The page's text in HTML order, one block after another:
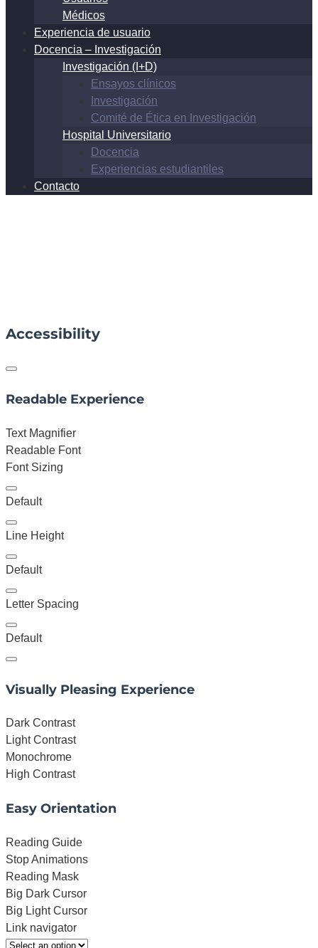
Médicos
Experiencia de usuario
Docencia – Investigación
Investigación (I+D)
Ensayos clínicos
Investigación
Comité de Ética en Investigación
Hospital Universitario
Docencia
Experiencias estudiantiles
Contacto
Accessibility
Readable Experience
Text Magnifier
Readable Font
Font Sizing
Default
Line Height
Default
Letter Spacing
Default
Visually Pleasing Experience
Dark Contrast
Light Contrast
Monochrome
High Contrast
Easy Orientation
Reading Guide
Stop Animations
Reading Mask
Big Dark Cursor
Big Light Cursor
Link navigator